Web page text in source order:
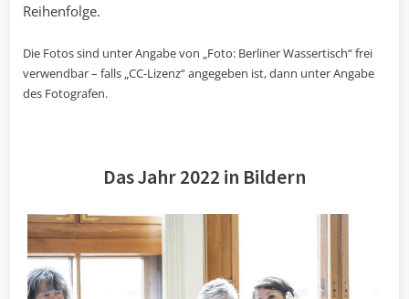
Reihenfolge.
Die Fotos sind unter Angabe von „Foto: Berliner Wassertisch“ frei
verwendbar – falls „CC-Lizenz“ angegeben ist, dann unter Angabe
des Fotografen.
Das Jahr 2022 in Bildern